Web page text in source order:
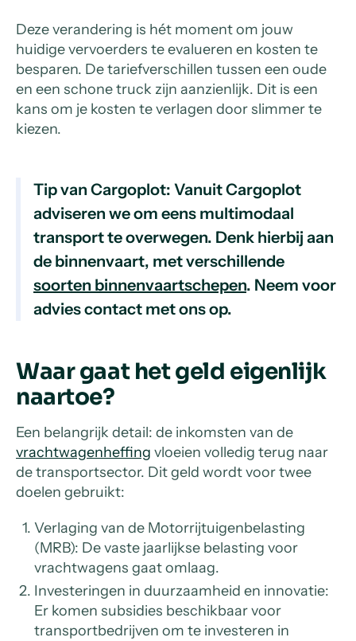
Deze verandering is hét moment om jouw
huidige vervoerders te evalueren en kosten te
besparen. De tariefverschillen tussen een oude
en een schone truck zijn aanzienlijk. Dit is een
kans om je kosten te verlagen door slimmer te
kiezen.
Tip van Cargoplot: Vanuit Cargoplot
adviseren we om eens multimodaal
transport te overwegen. Denk hierbij aan
de binnenvaart, met verschillende
soorten binnenvaartschepen. Neem voor
advies contact met ons op.
Waar gaat het geld eigenlijk
naartoe?
Een belangrijk detail: de inkomsten van de
vrachtwagenheffing vloeien volledig terug naar
de transportsector. Dit geld wordt voor twee
doelen gebruikt:
Verlaging van de Motorrijtuigenbelasting
(MRB): De vaste jaarlijkse belasting voor
vrachtwagens gaat omlaag.
Investeringen in duurzaamheid en innovatie:
Er komen subsidies beschikbaar voor
transportbedrijven om te investeren in